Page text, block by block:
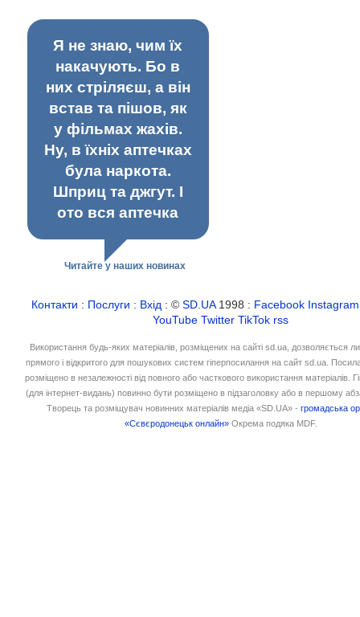
Я не знаю, чим їх
накачують. Бо в
них стріляєш, а він
встав та пішов, як
у фільмах жахів.
Ну, в їхніх аптечках
була наркота.
Шприц та джгут. І
ото вся аптечка
Читайте у наших новинах
Контакти : Послуги : Вхід : ©SD.UA1998 : Facebook Instagram
YouTube Twitter TikTok rss
Використання будь-яких матеріалів, розміщених на сайті sd.ua, дозволяється
прямого і відкритого для пошукових систем гіперпосилання на сайт sd.ua.
розміщено в незалежності від повного або часткового використання матеріалів.
(для інтернет-видань) повинно бути розміщено в підзаголовку або в першому
Творець та розміщувач новинних матеріалів медіа «SD.UA» -громадська
«Сєвєродонецьк онлайн» Окрема подяка MDF.